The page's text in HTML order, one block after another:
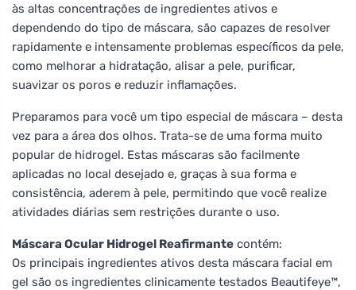
às altas concentrações de ingredientes ativos e
dependendo do tipo de máscara, são capazes de resolver
rapidamente e intensamente problemas específicos da pele,
como melhorar a hidratação, alisar a pele, purificar,
suavizar os poros e reduzir inflamações.
Preparamos para você um tipo especial de máscara – desta
vez para a área dos olhos. Trata-se de uma forma muito
popular de hidrogel. Estas máscaras são facilmente
aplicadas no local desejado e, graças à sua forma e
consistência, aderem à pele, permitindo que você realize
atividades diárias sem restrições durante o uso.
Máscara Ocular Hidrogel Reafirmante contém:
Os principais ingredientes ativos desta máscara facial em
gel são os ingredientes clinicamente testados Beautifeye™,